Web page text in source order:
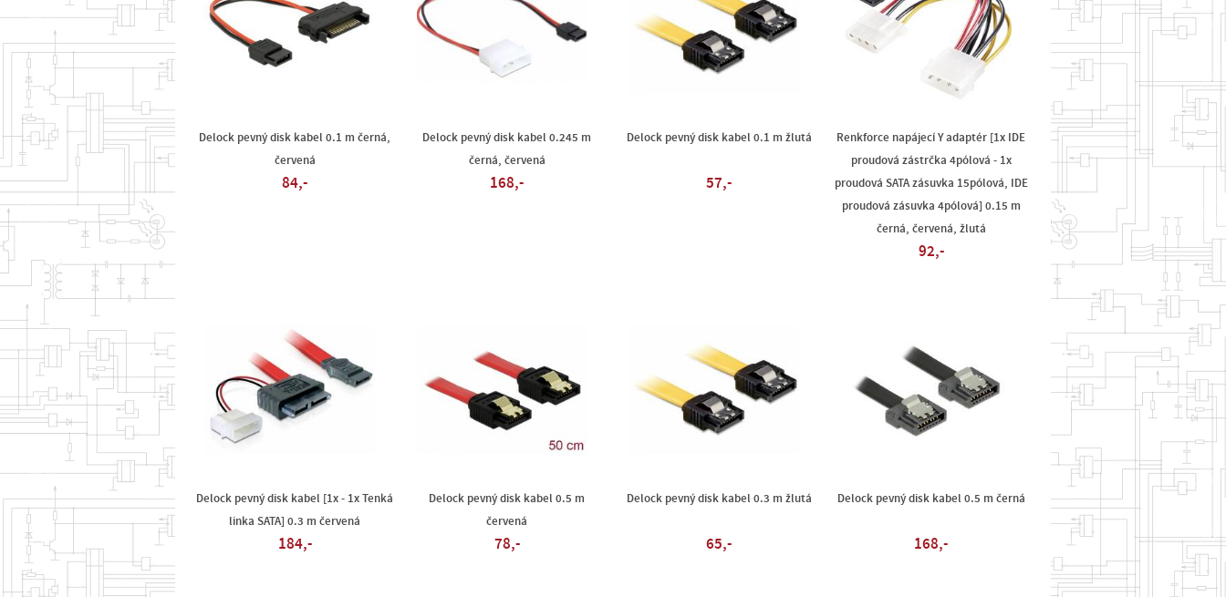
Delock pevný disk kabel 0.1 m černá,
červená
84,-
Delock pevný disk kabel 0.245 m
černá, červená
168,-
Delock pevný disk kabel 0.1 m žlutá
57,-
Renkforce napájecí Y adaptér [1x IDE
proudová zástrčka 4pólová - 1x
proudová SATA zásuvka 15pólová, IDE
proudová zásuvka 4pólová] 0.15 m
černá, červená, žlutá
92,-
Delock pevný disk kabel [1x - 1x Tenká
linka SATA] 0.3 m červená
184,-
Delock pevný disk kabel 0.5 m
červená
78,-
Delock pevný disk kabel 0.3 m žlutá
65,-
Delock pevný disk kabel 0.5 m černá
168,-